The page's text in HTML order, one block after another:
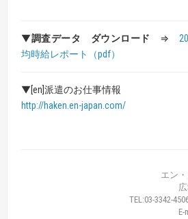
▼調査データ ダウンロード ⇒
均時給レポート（pdf）
▼[en]派遣のお仕事情報
http://haken.en-japan.com/
エン
TEL:03-3342-
E-